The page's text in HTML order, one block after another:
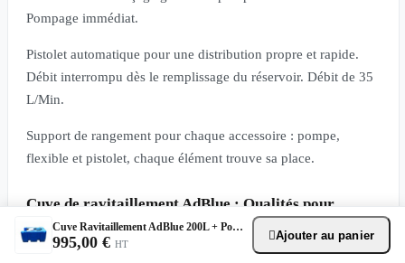
Pompage immédiat.
Pistolet automatique pour une distribution propre et rapide.
Débit interrompu dès le remplissage du réservoir. Débit de 35
L/Min.
Support de rangement pour chaque accessoire : pompe,
flexible et pistolet, chaque élément trouve sa place.
Cuve de ravitaillement AdBlue : Qualités pour
durabilité
Cuve Ravitaillement AdBlue 200L + Pompe 12V pistolet Automatique
995,00 € HT
Ajouter au panier